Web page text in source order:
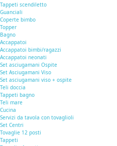
Tappeti scendiletto
Guanciali
Coperte bimbo
Topper
Bagno
Accappatoi
Accappatoi bimbi/ragazzi
Accappatoi neonati
Set asciugamani Ospite
Set Asciugamani Viso
Set asciugamani viso + ospite
Teli doccia
Tappeti bagno
Teli mare
Cucina
Servizi da tavola con tovaglioli
Set Centri
Tovaglie 12 posti
Tappeti